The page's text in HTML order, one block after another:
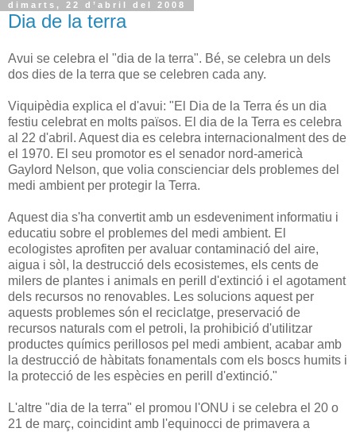
dimarts, 22 d’abril del 2008
Dia de la terra
Avui se celebra el "dia de la terra". Bé, se celebra un dels
dos dies de la terra que se celebren cada any.
Viquipèdia explica el d'avui: "El Dia de la Terra és un dia
festiu celebrat en molts països. El dia de la Terra es celebra
al 22 d'abril. Aquest dia es celebra internacionalment des de
el 1970. El seu promotor es el senador nord-americà
Gaylord Nelson, que volia conscienciar dels problemes del
medi ambient per protegir la Terra.
Aquest dia s'ha convertit amb un esdeveniment informatiu i
educatiu sobre el problemes del medi ambient. El
ecologistes aprofiten per avaluar contaminació del aire,
aigua i sòl, la destrucció dels ecosistemes, els cents de
milers de plantes i animals en perill d'extinció i el agotament
dels recursos no renovables. Les solucions aquest per
aquests problemes són el reciclatge, preservació de
recursos naturals com el petroli, la prohibició d'utilitzar
productes químics perillosos pel medi ambient, acabar amb
la destrucció de hàbitats fonamentals com els boscs humits i
la protecció de les espècies en perill d'extinció."
L'altre "dia de la terra" el promou l'ONU i se celebra el 20 o
21 de març, coincidint amb l'equinocci de primavera a